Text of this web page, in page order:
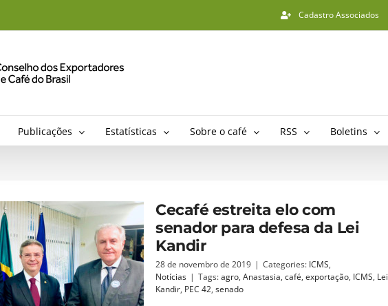
Cadastro Associados
Publicações Estatísticas Sobre o café RSS Boletins
Cecafé estreita elo com
senador para defesa da Lei
Kandir
28 de novembro de 2019 | Categories: ICMS,
Notícias | Tags:agro, Anastasia, café, exportação, ICMS, Lei
Kandir, PEC 42, senado